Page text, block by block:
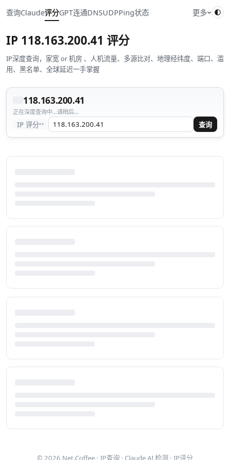
查询Claude评分GPT连通DNSUDPPing状态 更多
IP 118.163.200.41 评分
IP深度查询，家宽 or 机房 、人机流量、多源比对、地理经纬度、端口、滥
用、黑名单、全球延迟一手掌握
118.163.200.41
正在深度查询中...请稍后...
IP 评分·· 查询
© 2026 Net.Coffee · IP查询 · Claude AI 检测 · IP评分